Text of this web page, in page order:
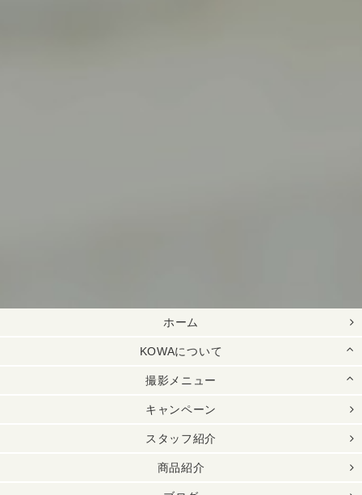
ホーム
KOWAについて
撮影メニュー
キャンペーン
スタッフ紹介
商品紹介